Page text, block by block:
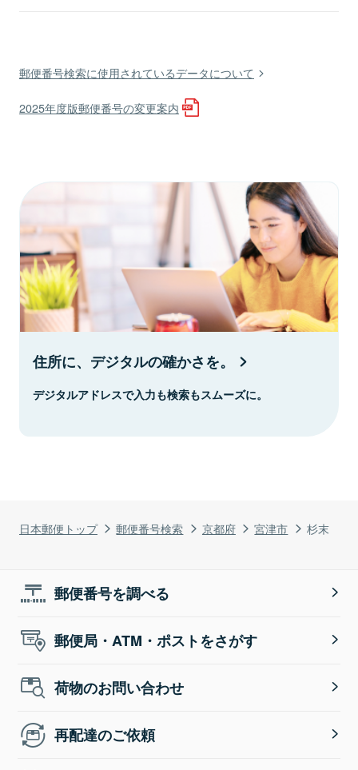
日本郵便トップ 郵便番号検索 京都府 宮津市 杉末
郵便番号検索に使用されているデータについて
2025年度版郵便番号の変更案内
住所に、デジタルの確かさを。
デジタルアドレスで入力も検索もスムーズに。
郵便番号を調べる
郵便局・ATM・ポストをさがす
荷物のお問い合わせ
再配達のご依頼